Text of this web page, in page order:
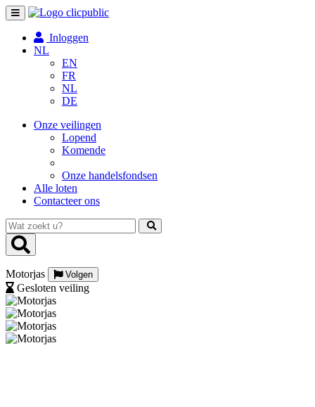
Toggle
navigation
Inloggen
NL
EN
FR
NL
DE
Onze veilingen
Lopend
Komende
Onze handelsfondsen
Alle loten
Contacteer ons
Wat
zoekt
u?
Motorjas Volgen
Gesloten veiling